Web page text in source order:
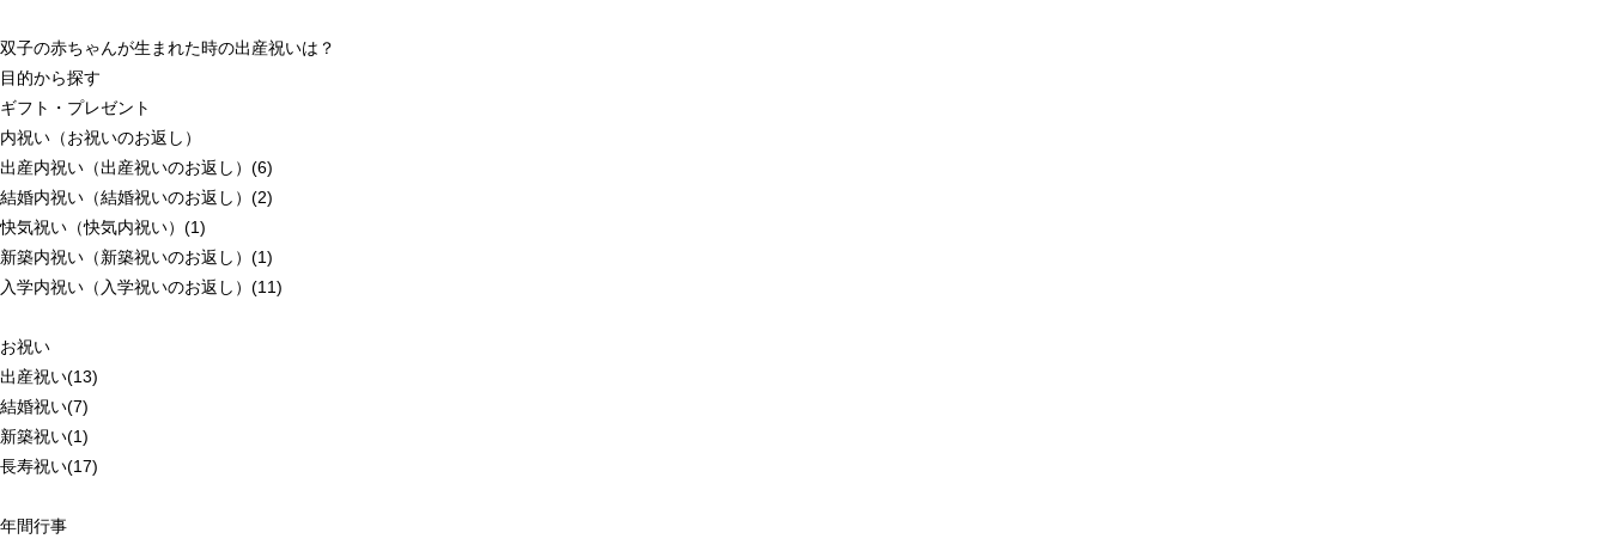
双子の赤ちゃんが生まれた時の出産祝いは？
目的から探す
ギフト・プレゼント
内祝い（お祝いのお返し）
出産内祝い（出産祝いのお返し）(6)
結婚内祝い（結婚祝いのお返し）(2)
快気祝い（快気内祝い）(1)
新築内祝い（新築祝いのお返し）(1)
入学内祝い（入学祝いのお返し）(11)
お祝い
出産祝い(13)
結婚祝い(7)
新築祝い(1)
長寿祝い(17)
年間行事